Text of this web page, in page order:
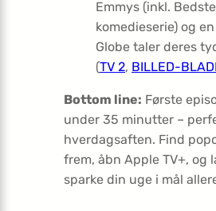
Emmys (inkl. Bedste
komedieserie) og
Globe taler deres
(TV 2, BILLED-
Bottom line: Første
under 35 minutter –
hverdagsaften. Find
frem, åbn Apple TV+, og
sparke din uge i mål